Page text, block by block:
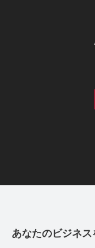
あなたのビジネ